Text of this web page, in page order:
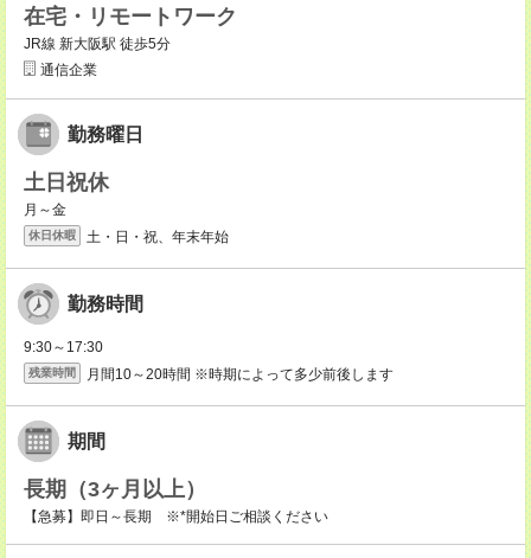
在宅・リモートワーク
JR線 新大阪駅 徒歩5分
通信企業
勤務曜日
土日祝休
月～金
休日休暇 土・日・祝、年末年始
勤務時間
9:30～17:30
残業時間 月間10～20時間 ※時期によって多少前後します
期間
長期（3ヶ月以上）
【急募】即日～長期 ※*開始日ご相談ください